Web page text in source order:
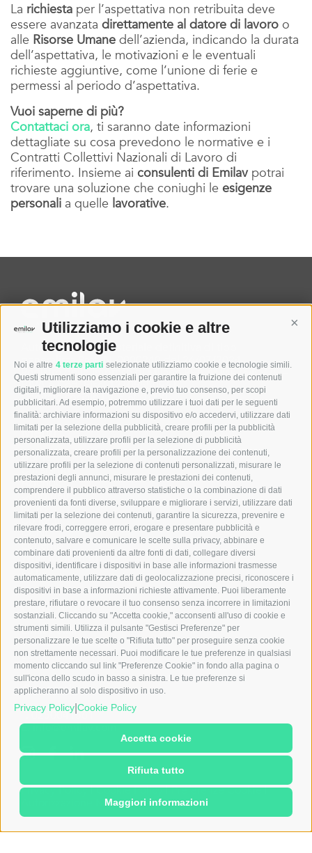
Utilizziamo i cookie e altre
tecnologie
Noi e altre 4 terze parti selezionate utilizziamo cookie e tecnologie simili.
Questi strumenti sono essenziali per garantire la fruizione dei contenuti
digitali, migliorare la navigazione e, previo tuo consenso, per scopi
pubblicitari. Ad esempio, potremmo utilizzare i tuoi dati per le seguenti
finalità: archiviare informazioni su dispositivo e/o accedervi, utilizzare dati
limitati per la selezione della pubblicità, creare profili per la pubblicità
personalizzata, utilizzare profili per la selezione di pubblicità
personalizzata, creare profili per la personalizzazione dei contenuti,
utilizzare profili per la selezione di contenuti personalizzati, misurare le
prestazioni degli annunci, misurare le prestazioni dei contenuti,
comprendere il pubblico attraverso statistiche o la combinazione di dati
provenienti da fonti diverse, sviluppare e migliorare i servizi, utilizzare dati
limitati per la selezione dei contenuti, garantire la sicurezza, prevenire e
rilevare frodi, correggere errori, erogare e presentare pubblicità e
contenuto, salvare e comunicare le scelte sulla privacy, abbinare e
combinare dati provenienti da altre fonti di dati, collegare diversi
dispositivi, identificare i dispositivi in base alle informazioni trasmesse
automaticamente, utilizzare dati di geolocalizzazione precisi, riconoscere i
dispositivi in base a informazioni richieste attivamente. Puoi liberamente
prestare, rifiutare o revocare il tuo consenso senza incorrere in limitazioni
sostanziali. Cliccando su "Accetta cookie," acconsenti all'uso di cookie e
strumenti simili. Utilizza il pulsante "Gestisci Preferenze" per
personalizzare le tue scelte o "Rifiuta tutto" per proseguire senza cookie
non strettamente necessari. Puoi modificare le tue preferenze in qualsiasi
momento cliccando sul link "Preferenze Cookie" in fondo alla pagina o
sull'icona dello scudo in basso a sinistra. Le tue preferenze si
applicheranno al solo dispositivo in uso.
Privacy Policy Cookie Policy
Accetta cookie
Rifiuta tutto
Maggiori informazioni
La richiesta per l’aspettativa non retribuita deve
essere avanzata direttamente al datore di lavoro o
alle Risorse Umane dell’azienda, indicando la durata
dell’aspettativa, le motivazioni e le eventuali
richieste aggiuntive, come l’unione di ferie e
permessi al periodo d’aspettativa.
Vuoi saperne di più?
Contattaci ora, ti saranno date informazioni
dettagliate su cosa prevedono le normative e i
Contratti Collettivi Nazionali di Lavoro di
riferimento. Insieme ai consulenti di Emilavpotrai
trovare una soluzione che coniughi le esigenze
personali a quelle lavorative.
Autorizzazione Ministeriale definitiva di tipo
generalista Prot. N. 0000240 del 26/07/2024
Registro delle Imprese di Milano REA n° MI-2640770 –
P.IVA e Cod. Fisc. 12105550961
Capitale sociale I.V. € 600.000
Menu
Home
Chi siamo
Aziende
Candidati
News
Contatti
CCNL
Ebitemp
Whistleblowing
231
Note legali
Emilav S.r.l.
Via dei Carracci, 5
20149 Milano (MI)
Contatti
T. 0250041561
E. info@emilav.com
Privacy Policy|Cookie Policy|Preferenze Cookie|
Autorizzazione Ministeriale